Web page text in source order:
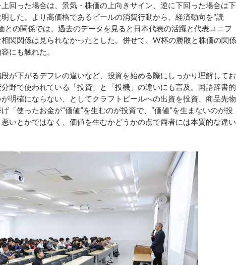
回った場合は、景気・株価の上向きサイン、逆に下回った場合は下
した。より高価格であるビールの消費行動から、経済動向を“読
の関係では、過去のデータを見ると日本代表の活躍と代表ユニフ
関関係は見られなかったとした。併せて、W杯の勝敗と株価の関係
にも触れた。
が下がるデフレの違いなど、投資を始める際にしっかり理解してお
野で使われている「投資」と「投機」の違いにも言及。国語辞書的
明確にならない、としてクラフトビールへの出資を投資、商品先物
「使ったお金が“価値”を生むのが投資で、“価値”を生まないのが投
いとかではなく、価値を生むかどうかの点で両者には本質的な違い